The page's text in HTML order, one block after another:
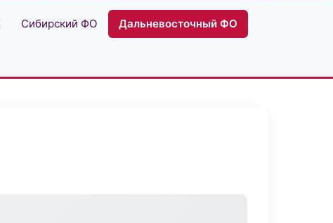
Сибирский ФО Дальневосточный ФО